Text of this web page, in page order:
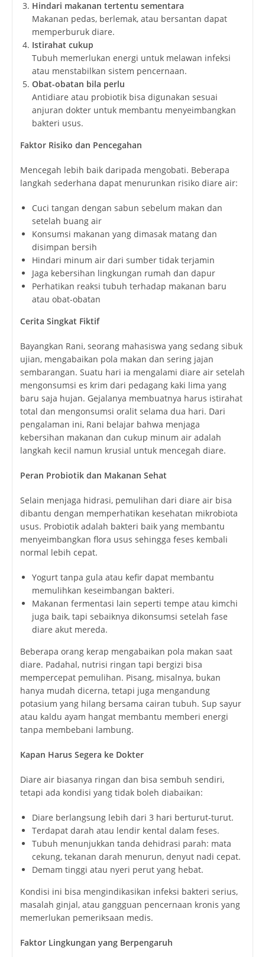
Hindari makanan tertentu sementara
Makanan pedas, berlemak, atau bersantan dapat
memperburuk diare.
Istirahat cukup
Tubuh memerlukan energi untuk melawan infeksi
atau menstabilkan sistem pencernaan.
Obat-obatan bila perlu
Antidiare atau probiotik bisa digunakan sesuai
anjuran dokter untuk membantu menyeimbangkan
bakteri usus.
Faktor Risiko dan Pencegahan
Mencegah lebih baik daripada mengobati. Beberapa
langkah sederhana dapat menurunkan risiko diare air:
Cuci tangan dengan sabun sebelum makan dan
setelah buang air
Konsumsi makanan yang dimasak matang dan
disimpan bersih
Hindari minum air dari sumber tidak terjamin
Jaga kebersihan lingkungan rumah dan dapur
Perhatikan reaksi tubuh terhadap makanan baru
atau obat-obatan
Cerita Singkat Fiktif
Bayangkan Rani, seorang mahasiswa yang sedang sibuk
ujian, mengabaikan pola makan dan sering jajan
sembarangan. Suatu hari ia mengalami diare air setelah
mengonsumsi es krim dari pedagang kaki lima yang
baru saja hujan. Gejalanya membuatnya harus istirahat
total dan mengonsumsi oralit selama dua hari. Dari
pengalaman ini, Rani belajar bahwa menjaga
kebersihan makanan dan cukup minum air adalah
langkah kecil namun krusial untuk mencegah diare.
Peran Probiotik dan Makanan Sehat
Selain menjaga hidrasi, pemulihan dari diare air bisa
dibantu dengan memperhatikan kesehatan mikrobiota
usus. Probiotik adalah bakteri baik yang membantu
menyeimbangkan flora usus sehingga feses kembali
normal lebih cepat.
Yogurt tanpa gula atau kefir dapat membantu
memulihkan keseimbangan bakteri.
Makanan fermentasi lain seperti tempe atau kimchi
juga baik, tapi sebaiknya dikonsumsi setelah fase
diare akut mereda.
Beberapa orang kerap mengabaikan pola makan saat
diare. Padahal, nutrisi ringan tapi bergizi bisa
mempercepat pemulihan. Pisang, misalnya, bukan
hanya mudah dicerna, tetapi juga mengandung
potasium yang hilang bersama cairan tubuh. Sup sayur
atau kaldu ayam hangat membantu memberi energi
tanpa membebani lambung.
Kapan Harus Segera ke Dokter
Diare air biasanya ringan dan bisa sembuh sendiri,
tetapi ada kondisi yang tidak boleh diabaikan:
Diare berlangsung lebih dari 3 hari berturut-turut.
Terdapat darah atau lendir kental dalam feses.
Tubuh menunjukkan tanda dehidrasi parah: mata
cekung, tekanan darah menurun, denyut nadi cepat.
Demam tinggi atau nyeri perut yang hebat.
Kondisi ini bisa mengindikasikan infeksi bakteri serius,
masalah ginjal, atau gangguan pencernaan kronis yang
memerlukan pemeriksaan medis.
Faktor Lingkungan yang Berpengaruh